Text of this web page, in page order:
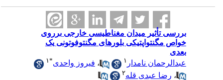
بررسی تأثیر میدان مغناطیسی خارجی برروی
خواص مگنتواپتیکی بلور‌های مگنتوفوتونی یک
بعدی
عبدالرحمان نامدار۱ ،فیروز واحدی* ۱
،رضا عبدی قله۲